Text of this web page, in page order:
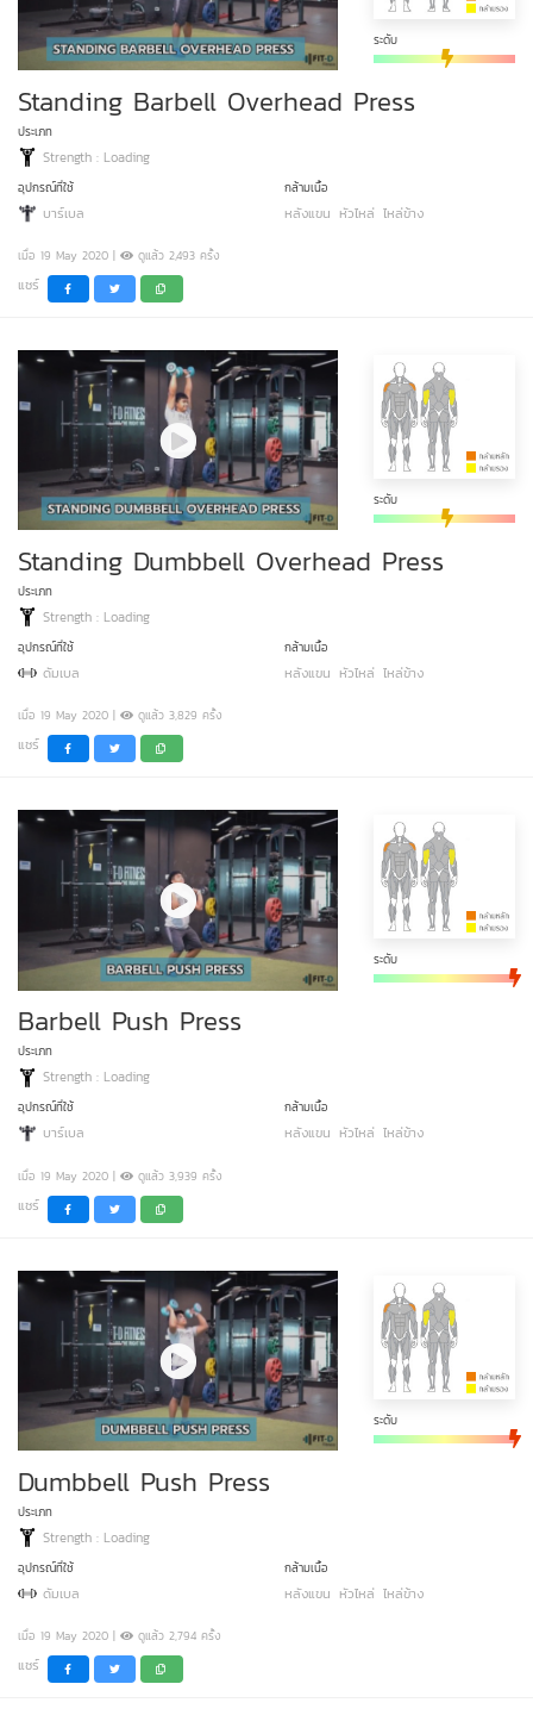
ระดับ
Standing Barbell Overhead Press
ประเภท
Strength : Loading
อุปกรณ์ที่ใช้
บาร์เบล
กล้ามเนื้อ
หลังแขน หัวไหล่ ไหล่ข้าง
เมื่อ 19 May 2020 | ดูแล้ว 2,493 ครั้ง
แชร์
ระดับ
Standing Dumbbell Overhead Press
ประเภท
Strength : Loading
อุปกรณ์ที่ใช้
ดัมเบล
กล้ามเนื้อ
หลังแขน หัวไหล่ ไหล่ข้าง
เมื่อ 19 May 2020 | ดูแล้ว 3,829 ครั้ง
แชร์
ระดับ
Barbell Push Press
ประเภท
Strength : Loading
อุปกรณ์ที่ใช้
บาร์เบล
กล้ามเนื้อ
หลังแขน หัวไหล่ ไหล่ข้าง
เมื่อ 19 May 2020 | ดูแล้ว 3,939 ครั้ง
แชร์
ระดับ
Dumbbell Push Press
ประเภท
Strength : Loading
อุปกรณ์ที่ใช้
ดัมเบล
กล้ามเนื้อ
หลังแขน หัวไหล่ ไหล่ข้าง
เมื่อ 19 May 2020 | ดูแล้ว 2,794 ครั้ง
แชร์